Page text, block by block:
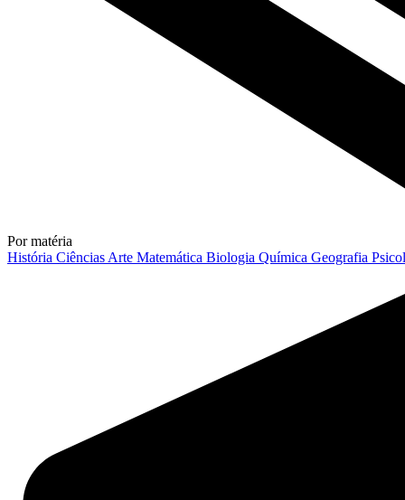
Por matéria
História Ciências Arte Matemática Biologia Química Geografia